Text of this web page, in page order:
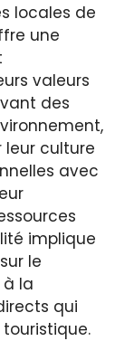
locales de
une
valeurs
des
culture
avec
implique
le
la
qui